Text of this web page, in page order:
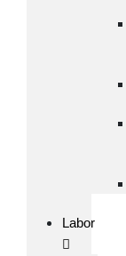
Labor